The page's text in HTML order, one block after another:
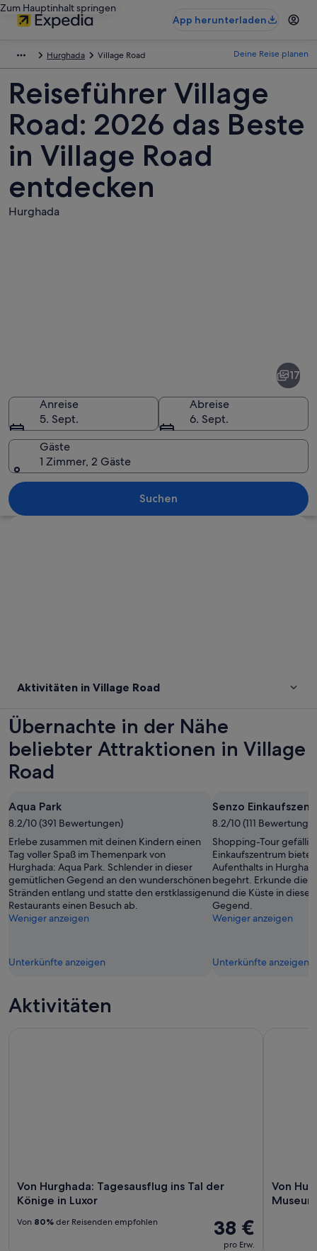
Zum Hauptinhalt springen
App herunterladen
Hurghada Village Road Deine Reise planen
Reiseführer Village
Road: 2026 das Beste
in Village Road
entdecken
Hurghada
Ein weißes Gebäude mit Bögen und
17
Anreise
5. Sept.
Abreise
6. Sept.
Gäste
1 Zimmer, 2 Gäste
Suchen
Aktivitäten in Village Road
Übernachte in der Nähe
beliebter Attraktionen in Village
Road
Aqua Park
8.2/10 (391 Bewertungen)
Erlebe zusammen mit deinen Kindern einen
Tag voller Spaß im Themenpark von
Hurghada: Aqua Park. Schlender in dieser
gemütlichen Gegend an den wunderschönen
Stränden entlang und statte den erstklassigen
Restaurants einen Besuch ab.
Weniger anzeigen
Unterkünfte anzeigen
Senzo
8.2/10 (111
Shopping-Tour
Einkaufszentrum
Aufenthalts in
begehrt. Erkunde die
und die Küste in
Gegend.
Weniger anzeigen
Unterkünfte anzeigen
Aktivitäten
Von Hurghada: Tagesausflug ins Tal der
Könige in Luxor
38 €
pro Erw.
Von 80% der Reisenden empfohlen
Von